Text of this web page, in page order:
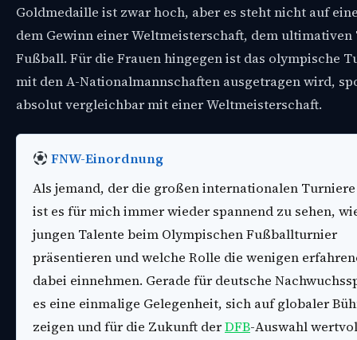
Goldmedaille ist zwar hoch, aber es steht nicht auf
dem Gewinn einer Weltmeisterschaft, dem
Fußball. Für die Frauen hingegen ist das olympische
mit den A-Nationalmannschaften ausgetragen wird,
absolut vergleichbar mit einer Weltmeisterschaft.
FNW-Einordnung
Als jemand, der die großen internationalen
ist es für mich immer wieder spannend zu sehen,
jungen Talente beim Olympischen Fußballturnier
präsentieren und welche Rolle die wenigen
dabei einnehmen. Gerade für deutsche
es eine einmalige Gelegenheit, sich auf globaler
zeigen und für die Zukunft derDFB-Auswahl